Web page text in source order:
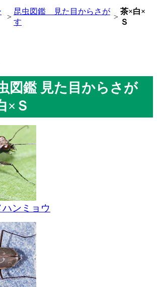
>
昆虫図鑑 見た目からさが
す
>
茶×白×
Ｓ
図鑑 見た目からさが
×Ｓ
ハンミョウ